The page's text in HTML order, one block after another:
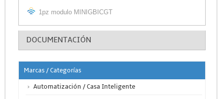
1pz modulo MINIGBICGT
DOCUMENTACIÓN
Marcas / Categorías
Automatización / Casa Inteligente